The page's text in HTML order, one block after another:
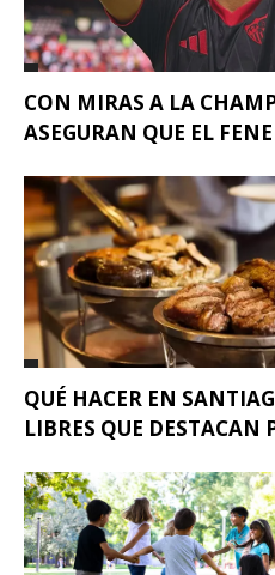
CON MIRAS A LA
ASEGURAN QUE EL
QUÉ HACER EN
LIBRES QUE DESTACAN